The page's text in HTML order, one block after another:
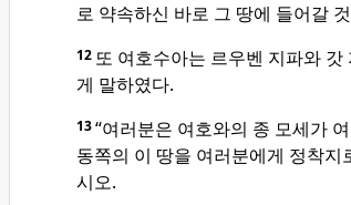
로 약속하신 바로 그 땅에 들어갈
12 또 여호수아는 르우벤 지파와
게 말하였다.
13“여러분은 여호와의 종 모세가
동쪽의 이 땅을 여러분에게 정착
시오.